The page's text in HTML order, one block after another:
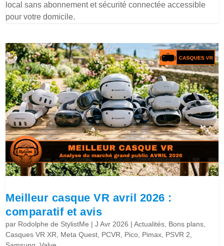
local sans abonnement et sécurité connectée accessible
pour votre domicile.
Meilleur casque VR avril 2026 :
comparatif et avis
par Rodolphe de StylistMe |J Avr 2026 |Actualités, Bons plans,
Casques VR XR, Meta Quest, PCVR, Pico, Pimax, PSVR 2,